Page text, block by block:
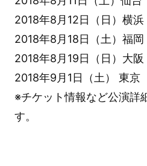
2018年8月12日（日）横浜
2018年8月18日（土）福岡
2018年8月19日（日）大阪
2018年9月1日（土） 東京
※チケット情報など公演詳
す。